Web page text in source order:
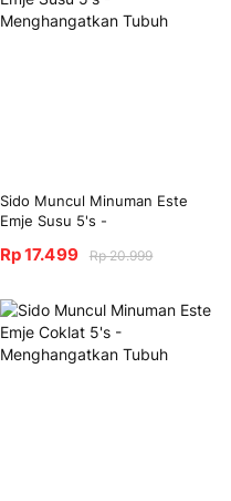
Sido Muncul Minuman Este
Emje Susu 5's -
Rp 17.499 Rp 20.999